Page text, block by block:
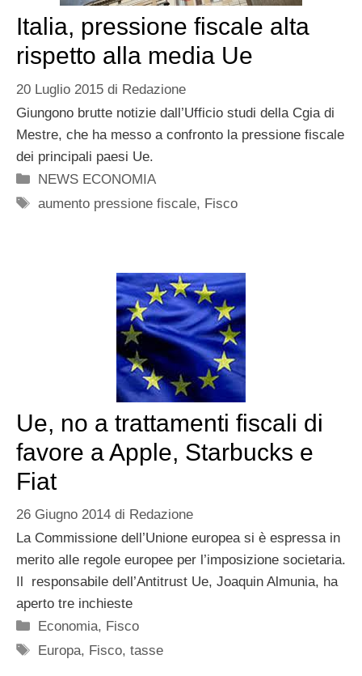
Italia, pressione fiscale alta
rispetto alla media Ue
20 Luglio 2015 di Redazione
Giungono brutte notizie dall’Ufficio studi della Cgia di
Mestre, che ha messo a confronto la pressione fiscale
dei principali paesi Ue.
Categorie
NEWS ECONOMIA
Tag
aumento pressione fiscale, Fisco
Ue, no a trattamenti fiscali di
favore a Apple, Starbucks e
Fiat
26 Giugno 2014 di Redazione
La Commissione dell’Unione europea si è espressa in
merito alle regole europee per l’imposizione societaria.
Il responsabile dell’Antitrust Ue, Joaquin Almunia, ha
aperto tre inchieste
Categorie
Economia, Fisco
Tag
Europa, Fisco,tasse